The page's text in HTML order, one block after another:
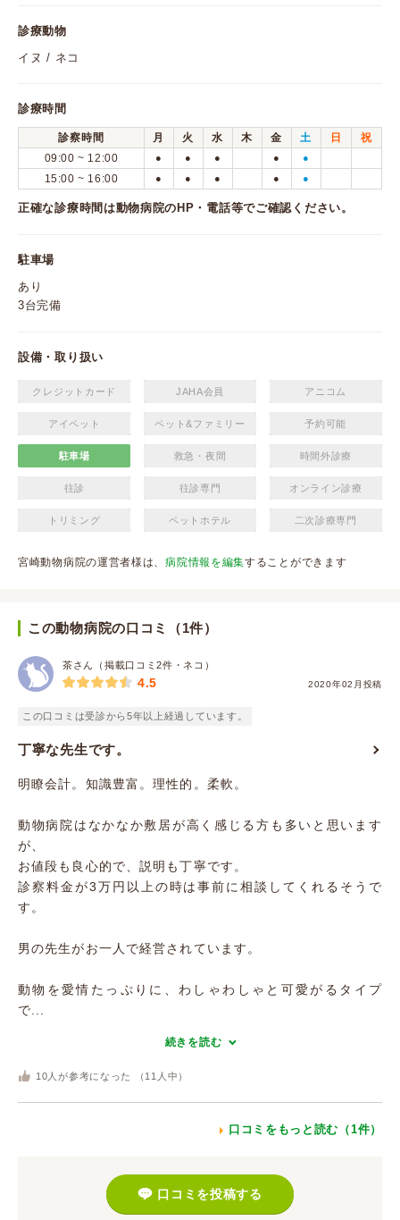
診療動物
イヌ / ネコ
診療時間
診察時間 月 火 水 木 金 土 日
祝
09:00 ~ 12:00
● ● ● ● ●
15:00 ~ 16:00 ● ● ● ● ●
正確な診療時間は動物病院のHP・電話等でご確認ください。
駐車場
あり
3台完備
設備・取り扱い
クレジットカード JAHA会員 アニコム
アイペット ペット&ファミリー 予約可能
駐車場 救急・夜間 時間外診療
往診 往診専門 オンライン診療
トリミング ペットホテル 二次診療専門
宮崎動物病院の運営者様は、病院情報を編集することができます
この動物病院の口コミ（1件）
茶さん（掲載口コミ2件・ネコ）
2020年02月投稿
4.5
この口コミは受診から5年以上経過しています。
丁寧な先生です。
明瞭会計。知識豊富。理性的。柔軟。
動物病院はなかなか敷居が高く感じる方も多いと思います
が、
お値段も良心的で、説明も丁寧です。
診察料金が3万円以上の時は事前に相談してくれるそうで
す。
男の先生がお一人で経営されています。
動物を愛情たっぷりに、わしゃわしゃと可愛がるタイプ
で...
続きを読む
10 人が参考になった （ 11 人中）
口コミをもっと読む（1件）
口コミを投稿する